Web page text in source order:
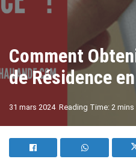
Comment
de Résidence
31 mars 2024 Reading Time: 2 mins